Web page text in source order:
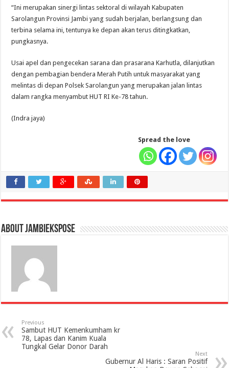
“Ini merupakan sinergi lintas sektoral di wilayah Kabupaten
Sarolangun Provinsi Jambi yang sudah berjalan, berlangsung dan
terbina selama ini, tentunya ke depan akan terus ditingkatkan,
pungkasnya.
Usai apel dan pengecekan sarana dan prasarana Karhutla, dilanjutkan
dengan pembagian bendera Merah Putih untuk masyarakat yang
melintas di depan Polsek Sarolangun yang merupakan jalan lintas
dalam rangka menyambut HUT RI Ke-78 tahun.
(Indra jaya)
Spread the love
About jambiekspose
Previous
Sambut HUT Kemenkumham kr
78, Lapas dan Kanim Kuala
Tungkal Gelar Donor Darah
Next
Gubernur Al Haris : Saran Positif